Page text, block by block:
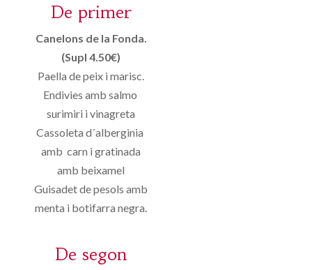
De primer
Canelons de la Fonda.
(Supl 4.50€)
Paella de peix i marisc.
Endivies amb salmo
surimiri i vinagreta
Cassoleta d´alberginia
amb carn i gratinada
amb beixamel
Guisadet de pesols amb
menta i botifarra negra.
De segon